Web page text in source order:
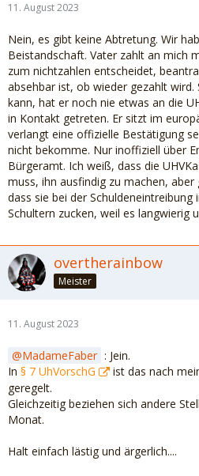
11. August 2023
Nein, es gibt keine Abtretung. Wir
Beistandschaft. Vater zahlt an mich
zum nichtzahlen entscheidet,
absehbar ist, ob wieder gezahlt wird.
kann, hat er noch nie etwas an die
in Kontakt getreten. Er sitzt im
verlangt eine offizielle Bestätigung
nicht bekomme. Nur inoffiziell über
Bürgeramt. Ich weiß, dass die
muss, ihn ausfindig zu machen,
dass sie bei der
Schultern zucken, weil es langwierig
overtherainbow
Meister
11. August 2023
MadameFaber : Jein.
In § 7 UhVorschG
ist das nach
geregelt.
Gleichzeitig beziehen sich andere
Monat.
Halt einfach lästig und ärgerlich....